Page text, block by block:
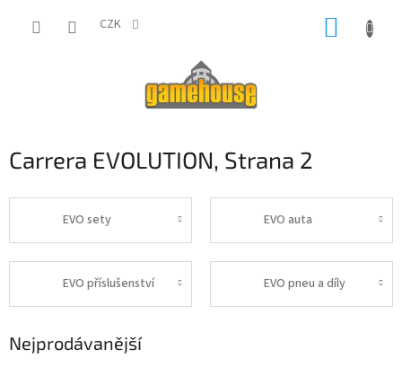
CZK
Carrera EVOLUTION, Strana 2
EVO sety EVO auta
EVO příslušenství EVO pneu a díly
Nejprodávanější